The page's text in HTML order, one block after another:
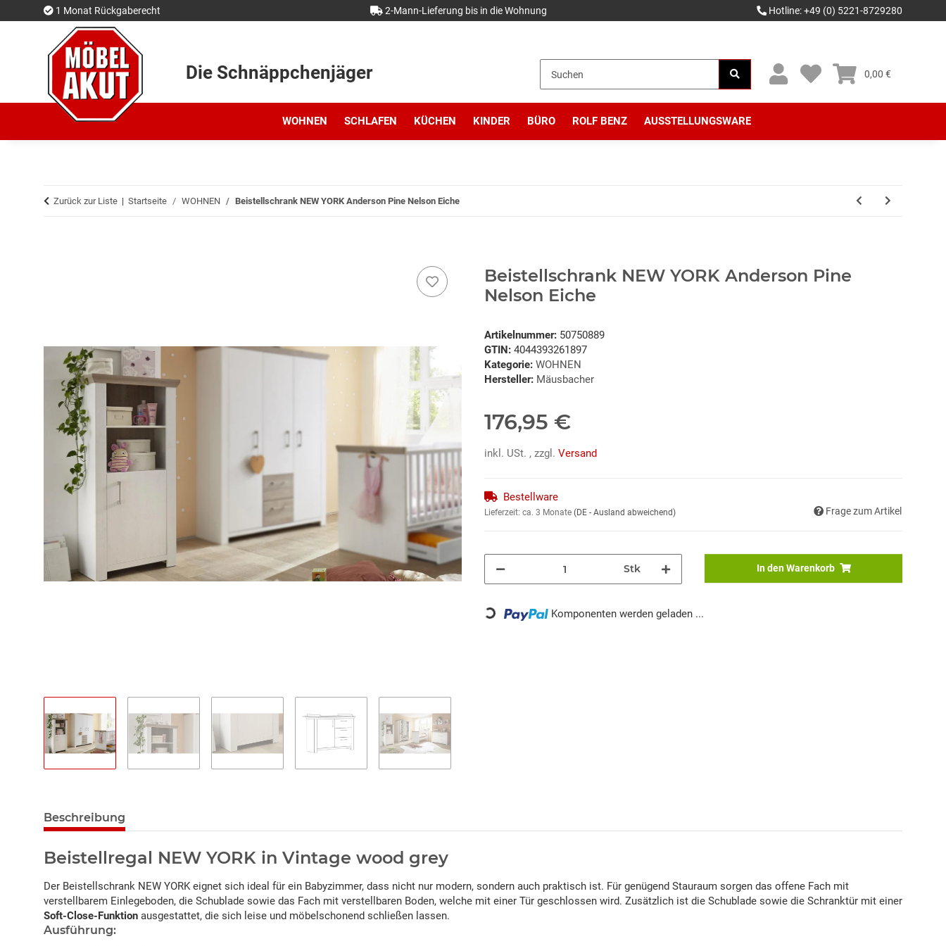
1 Monat Rückgaberecht 2-Mann-Lieferung bis in die Wohnung Hotline: +49 (0) 5221-8729280
Die Schnäppchenjäger 0,00 €
WOHNEN SCHLAFEN KÜCHEN KINDER BÜRO ROLF BENZ AUSSTELLUNGSWARE
Zurück zur Liste Startseite WOHNEN Beistellschrank NEW YORK Anderson Pine Nelson Eiche
Beistellschrank NEW YORK Anderson Pine
Nelson Eiche
Artikelnummer: 50750889
GTIN: 4044393261897
Kategorie: WOHNEN
Hersteller: Mäusbacher
176,95 €
inkl. USt. , zzgl. Versand
Bestellware
Lieferzeit: ca. 3 Monate (DE - Ausland abweichend) Frage zum Artikel
Stk In den Warenkorb
Loading... Komponenten werden geladen ...
Beschreibung
Beistellregal NEW YORK in Vintage wood grey
Der Beistellschrank NEW YORK eignet sich ideal für ein Babyzimmer, dass nicht nur modern, sondern auch praktisch ist. Für genügend Stauraum sorgen das offene Fach mit
verstellbarem Einlegeboden, die Schublade sowie das Fach mit verstellbaren Boden, welche mit einer Tür geschlossen wird. Zusätzlich ist die Schublade sowie die Schranktür mit einer
Soft-Close-Funktion ausgestattet, die sich leise und möbelschonend schließen lassen.
Ausführung: